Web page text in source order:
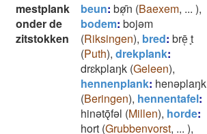
mestplank
onder de
zitstokken
beun: bø̜̄n (Baexem, ... ),
bodem: bojǝm
(Riksingen), bred: brē̜ ̞t
(Puth), drekplank:
drɛkplaŋk (Geleen),
hennenplank: henǝplaŋk
(Beringen), hennentafel:
hinǝtǭfǝl (Millen), horde:
hort (Grubbenvorst, ... ),